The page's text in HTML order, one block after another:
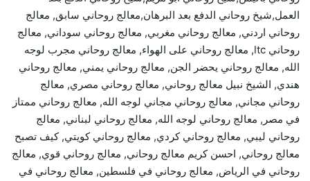
العمل,شيخ روحاني الدفع بعد البرهان,معالج روحاني سابق, معالج
روحاني اردني, معالج روحاني مغربي, معالج روحاني سوداني, معالج
روحاني ltc, معالج روحاني على الهواء, معالج روحاني مجرب لوجه
الله, معالج روحاني يحضر الجن, معالج روحاني يمني, معالج روحاني
هندي, الشيخ نبيل معالج روحاني, معالج روحاني مصري, معالج
روحاني مجاني, معالج روحاني مجاني لوجه الله, معالج روحاني ممتاز
في مصر, معالج روحاني لوجه الله, معالج روحاني لبناني, معالج
روحاني ليبي, معالج روحاني كردي, معالج روحاني كويتي, كيف تصبح
معالج روحاني, احسن كريم معالج روحاني, معالج روحاني قوي, معالج
روحاني في الرياض, معالج روحاني في فلسطين, معالج روحاني في